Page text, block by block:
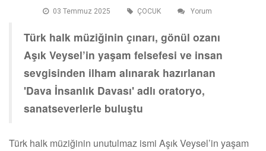
03 Temmuz 2025 ÇOCUK Yorum
Türk halk müziğinin çınarı, gönül ozanı
Aşık Veysel’in yaşam felsefesi ve insan
sevgisinden ilham alınarak hazırlanan
'Dava İnsanlık Davası' adlı oratoryo,
sanatseverlerle buluştu
Türk halk müziğinin unutulmaz ismi Aşık Veysel’in yaşam